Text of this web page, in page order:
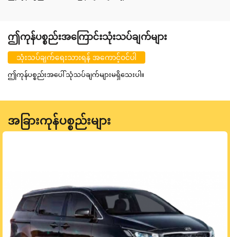
ဤကုန်ပစ္စည်းအကြောင်းသုံးသပ်ချက်များ
သုံးသပ်ချက်ရေးသားရန် အကောင့်ဝင်ပါ
ဤကုန်ပစ္စည်းအပေါ် သုံသပ်ချက်များမရှိသေးပါ။
အခြားကုန်ပစ္စည်းများ